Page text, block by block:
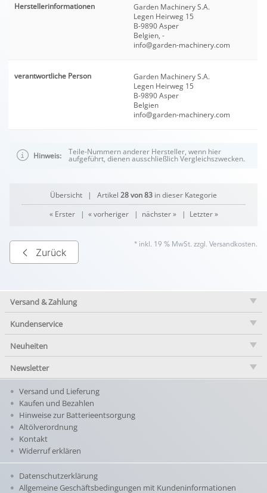
Herstellerinformationen
Garden Machinery S.A.
Legen Heirweg 15
B-9890 Asper
Belgien, -
info@garden-machinery.com
verantwortliche Person
Garden Machinery S.A.
Legen Heirweg 15
B-9890 Asper
Belgien
info@garden-machinery.com
Hinweis: Teile-Nummern anderer Hersteller, wenn hier
aufgeführt, dienen ausschließlich Vergleichszwecken.
Übersicht | Artikel 28 von 83 in dieser Kategorie
« Erster| « vorheriger| nächster »| Letzter »
Zurück
* inkl. 19 % MwSt. zzgl. Versandkosten.
Versand & Zahlung
Kundenservice
Neuheiten
Newsletter
Versand und Lieferung
Kaufen und Bezahlen
Hinweise zur Batterieentsorgung
Altölverordnung
Kontakt
Widerruf erklären
Datenschutzerklärung
Allgemeine Geschäftsbedingungen mit Kundeninformationen